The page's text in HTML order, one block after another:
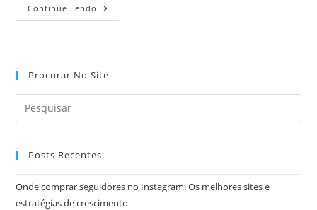
Continue Lendo Confira
4
Curso
Procurar No Site
Posts Recentes
Onde comprar seguidores no Instagram: Os melhores sites e
estratégias de crescimento